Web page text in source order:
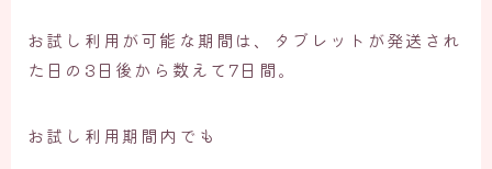
お試し利用が可能な期間は、タブレットが発送され
た日の3日後から数えて7日間。
お試し利用期間内でも